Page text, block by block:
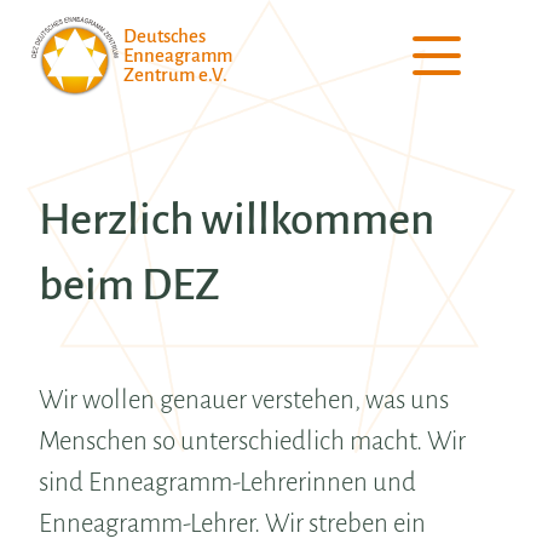
Deutsches
Enneagramm
Zentrum e.V.
Herzlich willkommen
beim DEZ
Wir wollen genauer verstehen, was uns
Menschen so unterschiedlich macht. Wir
sind Enneagramm-Lehrerinnen und
Enneagramm-Lehrer. Wir streben ein